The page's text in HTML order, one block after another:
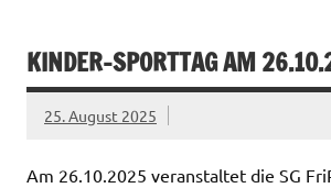
KINDER-SPORTTAG AM
25. August 2025
Am 26.10.2025 veranstaltet die SG